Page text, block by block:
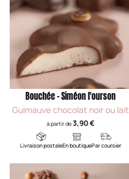
Bouchée - Siméon l'ourson
Guimauve chocolat noir ou lait
à partir de3,90 €
Livraison postaleEn boutiquePar coursier